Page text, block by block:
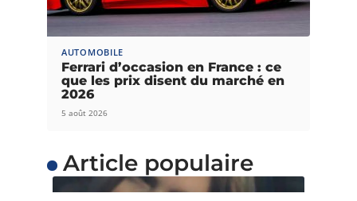
AUTOMOBILE
Ferrari d’occasion en France : ce
que les prix disent du marché en
2026
5 août 2026
Article populaire